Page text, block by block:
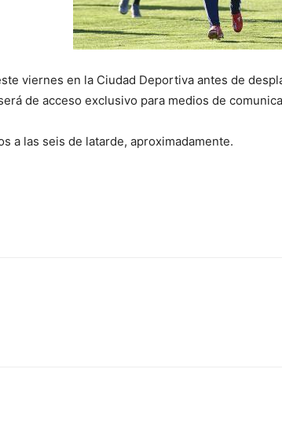
viernes en la Ciudad Deportiva antes de
de acceso exclusivo para medios de
a las seis de latarde, aproximadamente.